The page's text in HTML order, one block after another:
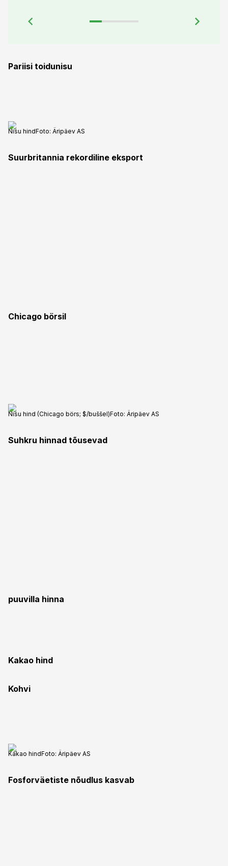
Pariisi toidunisu
Nisu hindFoto: Äripäev AS
Suurbritannia rekordiline eksport
Chicago börsil
Nisu hind (Chicago börs; $/buššel)Foto: Äripäev AS
Suhkru hinnad tõusevad
puuvilla hinna
Kakao hind
Kohvi
Kakao hindFoto: Äripäev AS
Fosforväetiste nõudlus kasvab